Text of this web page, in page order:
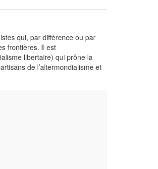
qui, par différence ou par
frontières. Il est
libertaire) qui prône la
de l’altermondialisme et